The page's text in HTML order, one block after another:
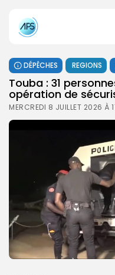
DÉPÊCHES REGIONS
Touba : 31
opération de
MERCREDI 8 JUILLET 2026 À